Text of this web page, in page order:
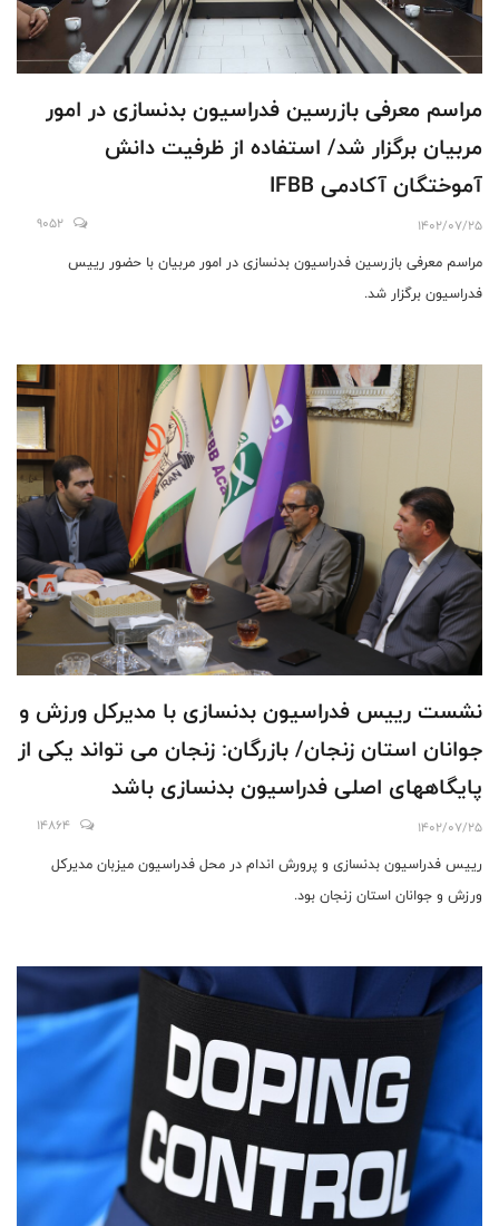
مراسم معرفی بازرسین فدراسیون بدنسازی در امور
مربیان برگزار شد/ استفاده از ظرفیت دانش
آموختگان آکادمی IFBB
1402/07/25
9052
مراسم معرفی بازرسین فدراسیون بدنسازی در امور مربیان با حضور رییس
فدراسیون برگزار شد.
نشست رییس فدراسیون بدنسازی با مدیرکل ورزش و
جوانان استان زنجان/ بازرگان: زنجان می تواند یکی از
پایگاههای اصلی فدراسیون بدنسازی باشد
1402/07/25
14864
رییس فدراسیون بدنسازی و پرورش اندام در محل فدراسیون میزبان مدیرکل
ورزش و جوانان استان زنجان بود.